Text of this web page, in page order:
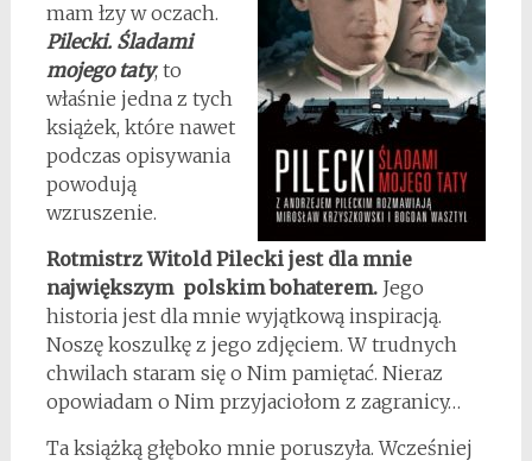
mam łzy w oczach.
Pilecki. Śladami
mojego taty, to
właśnie jedna z tych
książek, które nawet
podczas opisywania
powodują
wzruszenie.
Rotmistrz Witold Pilecki jest dla mnie
największym polskim bohaterem.Jego
historia jest dla mnie wyjątkową inspiracją.
Noszę koszulkę z jego zdjęciem. W trudnych
chwilach staram się o Nim pamiętać. Nieraz
opowiadam o Nim przyjaciołom z zagranicy…
Ta książką głęboko mnie poruszyła. Wcześniej